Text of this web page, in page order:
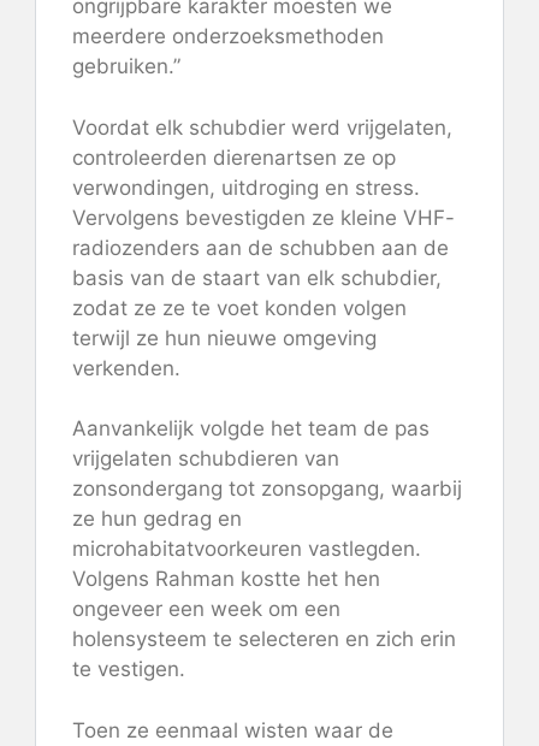
ongrijpbare karakter moesten we
meerdere onderzoeksmethoden
gebruiken.”
Voordat elk schubdier werd vrijgelaten,
controleerden dierenartsen ze op
verwondingen, uitdroging en stress.
Vervolgens bevestigden ze kleine VHF-
radiozenders aan de schubben aan de
basis van de staart van elk schubdier,
zodat ze ze te voet konden volgen
terwijl ze hun nieuwe omgeving
verkenden.
Aanvankelijk volgde het team de pas
vrijgelaten schubdieren van
zonsondergang tot zonsopgang, waarbij
ze hun gedrag en
microhabitatvoorkeuren vastlegden.
Volgens Rahman kostte het hen
ongeveer een week om een ​​
holensysteem te selecteren en zich erin
te vestigen.
Toen ze eenmaal wisten waar de